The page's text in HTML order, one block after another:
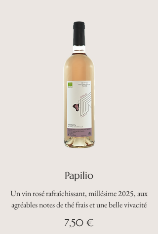
Papilio
Un vin rosé rafraîchissant, millésime 2025, aux
agréables notes de thé frais et une belle vivacité
7,50 €